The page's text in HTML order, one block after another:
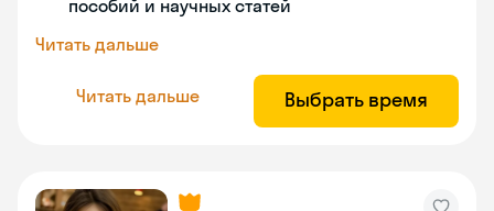
пособий и научных статей
Читать дальше
Читать дальше Выбрать время